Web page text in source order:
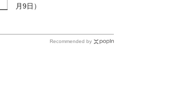
月9日）
Recommended by